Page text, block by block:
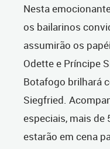
Nesta
os bailarinos
assumirão os
Odette e Príncipe
Botafogo brilhará
Siegfried.
especiais, mais
estarão em cena